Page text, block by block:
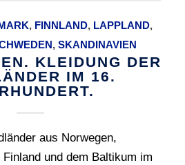
, FINNLAND, LAPPLAND,
,SKANDINAVIEN
KLEIDUNG DER
IM 16.
aus Norwegen,
und dem Baltikum im